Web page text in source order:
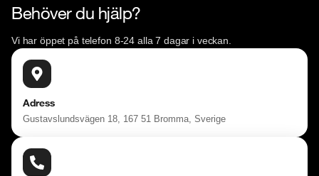
Behöver du hjälp?
Vi har öppet på telefon 8-24 alla 7 dagar i veckan.
Adress
Gustavslundsvägen 18, 167 51 Bromma, Sverige